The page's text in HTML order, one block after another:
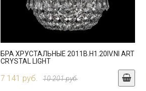
БРА ХРУСТАЛЬНЫЕ 2011B.H1.20IV.NI ART
CRYSTAL LIGHT
7 141 руб. 10 201 руб.